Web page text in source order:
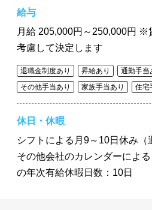
給与
月給 205,000円～250,000円 ※
考慮して決定します
退職金制度あり 昇給あり
通勤手当
その他手当あり
家族手当あり 住宅
休日・休暇
シフトによる月9～10日休み（
その他会社のカレンダーによ
の年次有給休暇日数：10日